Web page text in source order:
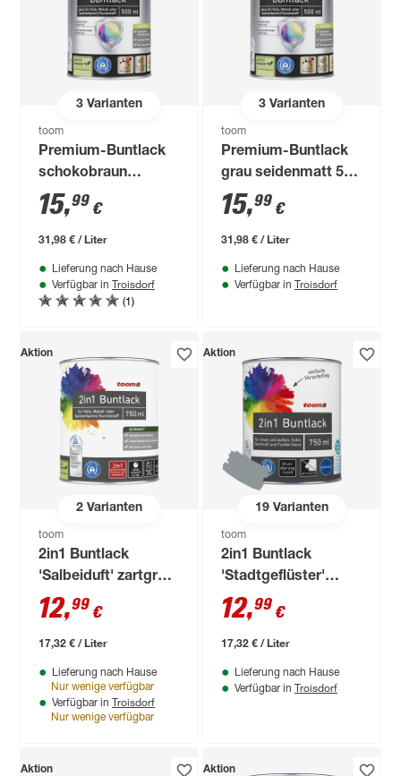
3Varianten
toom
Premium-Buntlack
schokobraun
seidenmatt 500 ml
15,99 €
31,98 € / Liter
Lieferung nach Hause
Verfügbar in Troisdorf
(1)
3Varianten
toom
Premium-Buntlack
grau seidenmatt 500
ml
15,99 €
31,98 € / Liter
Lieferung nach Hause
Verfügbar in Troisdorf
2Varianten
Aktion
toom
2in1 Buntlack
'Salbeiduft' zartgrün
matt 750 ml
12,99 €
17,32 € / Liter
Lieferung nach Hause
Nur wenige verfügbar
Verfügbar in Troisdorf
Nur wenige verfügbar
19Varianten
Aktion
toom
2in1 Buntlack
'Stadtgeflüster'
silbergrau glänzend
750 ml
12,99 €
17,32 € / Liter
Lieferung nach Hause
Verfügbar in Troisdorf
Aktion Aktion